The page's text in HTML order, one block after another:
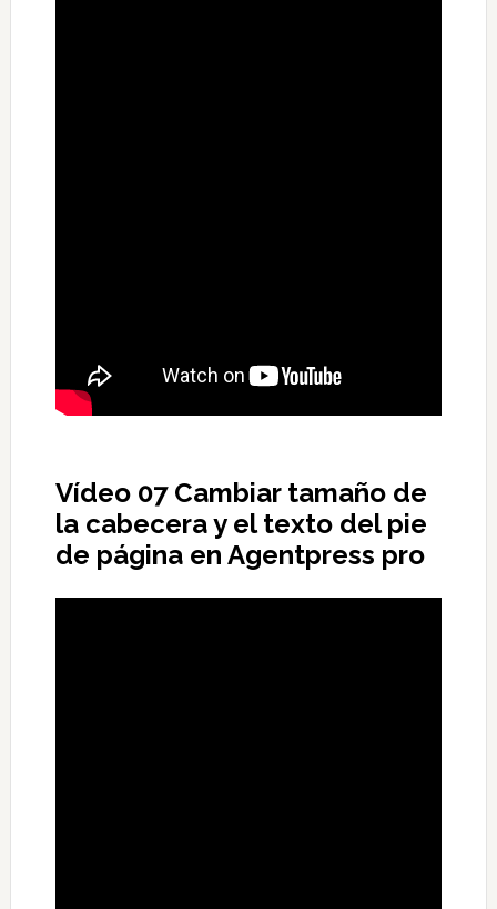
Vídeo 07 Cambiar tamaño de
la cabecera y el texto del pie
de página en Agentpress pro